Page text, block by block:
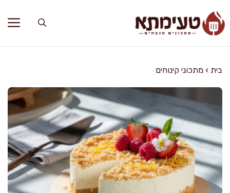
לתוכן
בית › מתכוני קינוחים